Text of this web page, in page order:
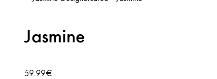
Jasmine
59.99€